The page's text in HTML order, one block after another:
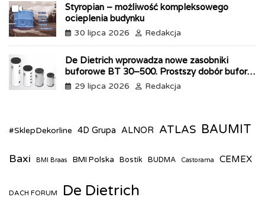
Styropian – możliwość kompleksowego
ocieplenia budynku
30 lipca 2026 Redakcja
De Dietrich wprowadza nowe zasobniki
buforowe BT 30–500. Prostszy dobór bufora
do pomp ciepła
29 lipca 2026 Redakcja
#SklepDekorline 4D Grupa ALNOR ATLAS BAUMIT
Baxi BMI Braas BMI Polska Bostik BUDMA Castorama CEMEX
DACH FORUM De Dietrich